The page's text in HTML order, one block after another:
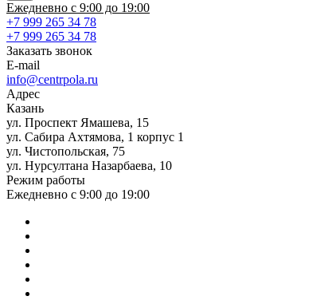
Ежедневно с 9:00 до 19:00
+7 999 265 34 78
+7 999 265 34 78
Заказать звонок
E-mail
info@centrpola.ru
Адрес
Казань
ул. Проспект Ямашева, 15
ул. Сабира Ахтямова, 1 корпус 1
ул. Чистопольская, 75
ул. Нурсултана Назарбаева, 10
Режим работы
Ежедневно с 9:00 до 19:00